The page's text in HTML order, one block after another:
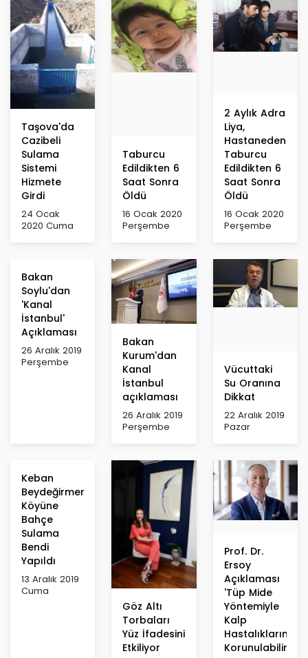
Taşova'da
Cazibeli
Sulama
Sistemi
Hizmete
Girdi
24 Ocak
2020 Cuma
Taburcu
Edildikten 6
Saat Sonra
Öldü
16 Ocak 2020
Perşembe
2 Aylık Adra
Liya,
Hastaneden
Taburcu
Edildikten 6
Saat Sonra
Öldü
16 Ocak 2020
Perşembe
Bakan
Soylu'dan
'Kanal
İstanbul'
Açıklaması
26 Aralık 2019
Perşembe
Bakan
Kurum'dan
Kanal
İstanbul
açıklaması
26 Aralık 2019
Perşembe
Vücuttaki
Su Oranına
Dikkat
22 Aralık 2019
Pazar
Keban
Beydeğirmeni
Köyüne
Bahçe
Sulama
Bendi
Yapıldı
13 Aralık 2019
Cuma
Göz Altı
Torbaları
Yüz İfadesini
Etkiliyor
Prof. Dr.
Ersoy
Açıklaması
'Tüp Mide
Yöntemiyle
Kalp
Hastalıklarından
Korunulabilir'